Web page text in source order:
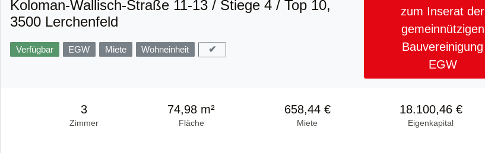
zum Inserat der
gemeinnützigen
Bauvereinigung
EGW
Koloman-Wallisch-Straße 11-13 / Stiege 4 / Top 10,
3500 Lerchenfeld
Verfügbar EGW Miete Wohneinheit ✔
3
Zimmer
74,98 m²
Fläche
658,44 €
Miete
18.100,46 €
Eigenkapital